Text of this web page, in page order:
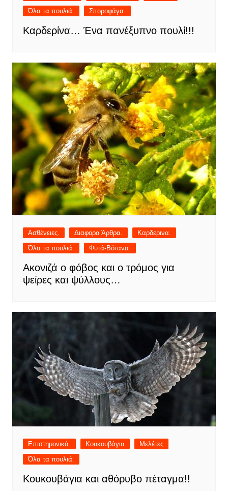
Όλα τα πουλιά.
Σποροφάγα.
Καρδερίνα… Ένα πανέξυπνο πουλί!!!
Ασθένειες. Διαφορα Άρθρα.
Καρδερινα.
Όλα τα πουλιά.
Φυτά-Βότανα.
Ακονιζά ο φόβος και ο τρόμος για
ψείρες και ψύλλους…
Επιστημονικά. Κουκουβάγια
Μελέτες
Όλα τα πουλιά.
Κουκουβάγια και αθόρυβο πέταγμα!!